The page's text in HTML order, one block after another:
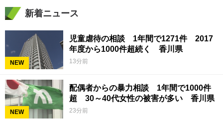
新着ニュース
NEW
児童虐待の相談 1年間で1271件 2017
年度から1000件超続く 香川県
13分前
NEW
配偶者からの暴力相談 1年間で1000件
超 30～40代女性の被害が多い 香川県
23分前